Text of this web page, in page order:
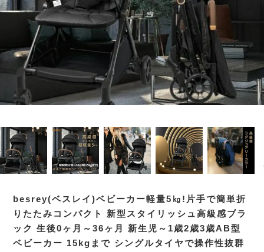
besrey(ベスレイ)ベビーカー軽量5㎏!片手で簡単折
りたたみコンパクト 新型スタイリッシュ高級感ブラ
ック 生後0ヶ月～36ヶ月 新生児～1歳2歳3歳AB型
ベビーカー 15kgまで シングルタイヤで操作性抜群